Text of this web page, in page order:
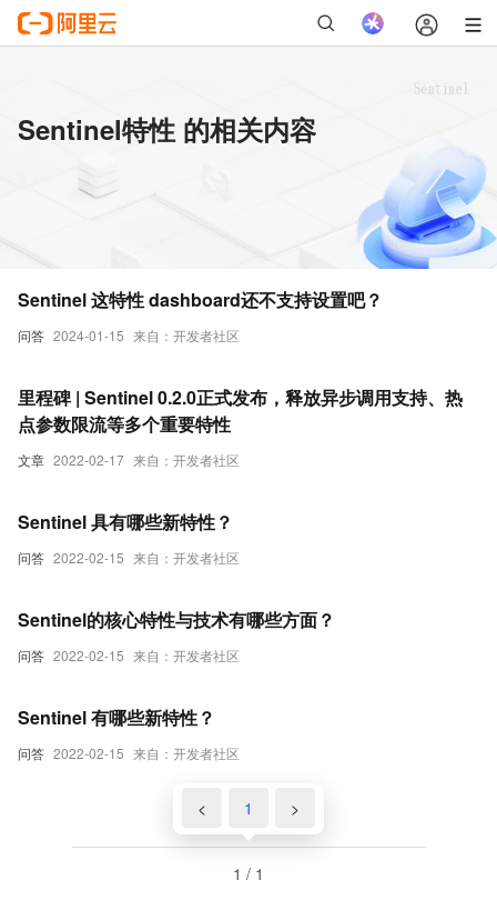
Sentinel特性 的相关内容
问答 2024-01-15 来自：开发者社区
Sentinel 这特性 dashboard还不支持设置吧？
文章 2022-02-17 来自：开发者社区
里程碑 | Sentinel 0.2.0正式发布，释放异步调用支持、热
点参数限流等多个重要特性
问答 2022-02-15 来自：开发者社区
Sentinel 具有哪些新特性？
问答 2022-02-15 来自：开发者社区
Sentinel的核心特性与技术有哪些方面？
问答 2022-02-15 来自：开发者社区
Sentinel 有哪些新特性？
< 1 >
1 / 1